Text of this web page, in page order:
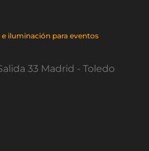
iluminación para eventos
33 Madrid - Toledo